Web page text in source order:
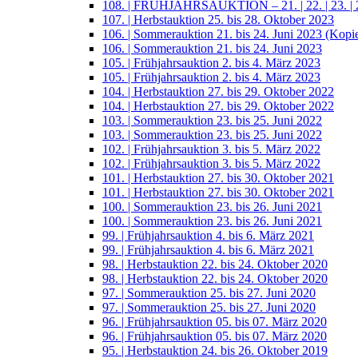
108. | FRÜHJAHRSAUKTION – 21. | 22. | 23. |
107. | Herbstauktion 25. bis 28. Oktober 2023
106. | Sommerauktion 21. bis 24. Juni 2023
106. | Sommerauktion 21. bis 24. Juni 2023
105. | Frühjahrsauktion 2. bis 4. März 2023
105. | Frühjahrsauktion 2. bis 4. März 2023
104. | Herbstauktion 27. bis 29. Oktober 2022
104. | Herbstauktion 27. bis 29. Oktober 2022
103. | Sommerauktion 23. bis 25. Juni 2022
103. | Sommerauktion 23. bis 25. Juni 2022
102. | Frühjahrsauktion 3. bis 5. März 2022
102. | Frühjahrsauktion 3. bis 5. März 2022
101. | Herbstauktion 27. bis 30. Oktober 2021
101. | Herbstauktion 27. bis 30. Oktober 2021
100. | Sommerauktion 23. bis 26. Juni 2021
100. | Sommerauktion 23. bis 26. Juni 2021
99. | Frühjahrsauktion 4. bis 6. März 2021
99. | Frühjahrsauktion 4. bis 6. März 2021
98. | Herbstauktion 22. bis 24. Oktober 2020
98. | Herbstauktion 22. bis 24. Oktober 2020
97. | Sommerauktion 25. bis 27. Juni 2020
97. | Sommerauktion 25. bis 27. Juni 2020
96. | Frühjahrsauktion 05. bis 07. März 2020
96. | Frühjahrsauktion 05. bis 07. März 2020
95. | Herbstauktion 24. bis 26. Oktober 2019